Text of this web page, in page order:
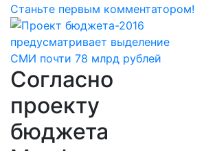
Станьте первым комментатором!
Согласно
проекту
бюджета